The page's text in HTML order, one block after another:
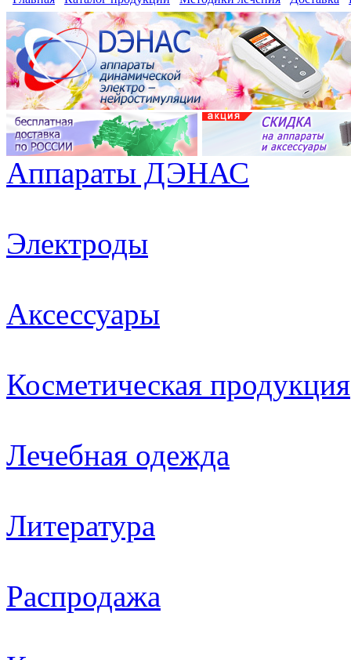
Аппараты ДЭНАС
Электроды
Аксессуары
Косметическая продукция
Лечебная одежда
Литература
Распродажа